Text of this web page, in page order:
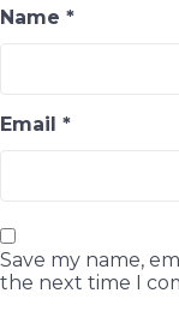
Name *
Email *
Save my name,
the next time I